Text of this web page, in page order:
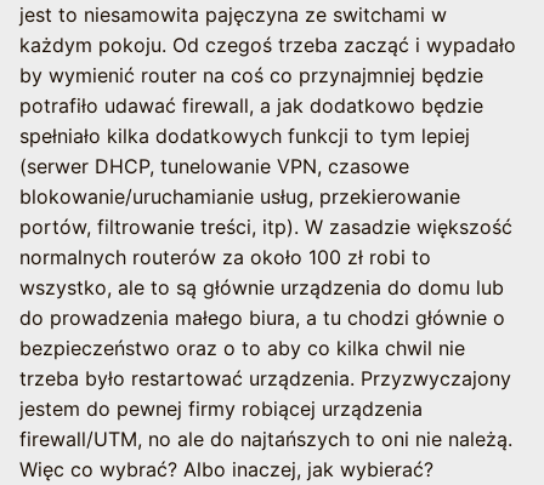
jest to niesamowita pajęczyna ze switchami w
każdym pokoju. Od czegoś trzeba zacząć i wypadało
by wymienić router na coś co przynajmniej będzie
potrafiło udawać firewall, a jak dodatkowo będzie
spełniało kilka dodatkowych funkcji to tym lepiej
(serwer DHCP, tunelowanie VPN, czasowe
blokowanie/uruchamianie usług, przekierowanie
portów, filtrowanie treści, itp). W zasadzie większość
normalnych routerów za około 100 zł robi to
wszystko, ale to są głównie urządzenia do domu lub
do prowadzenia małego biura, a tu chodzi głównie o
bezpieczeństwo oraz o to aby co kilka chwil nie
trzeba było restartować urządzenia. Przyzwyczajony
jestem do pewnej firmy robiącej urządzenia
firewall/UTM, no ale do najtańszych to oni nie należą.
Więc co wybrać? Albo inaczej, jak wybierać?